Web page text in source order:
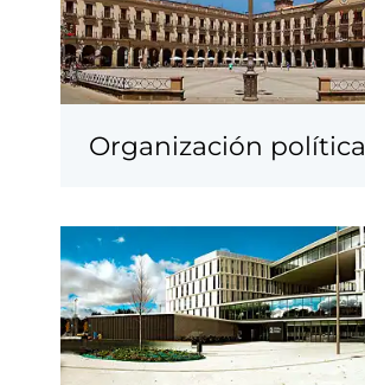
Organización política